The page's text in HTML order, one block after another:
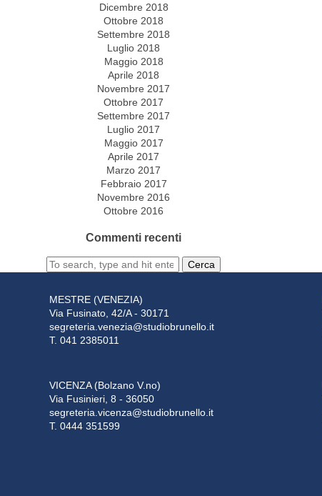
Dicembre 2018
Ottobre 2018
Settembre 2018
Luglio 2018
Maggio 2018
Aprile 2018
Novembre 2017
Ottobre 2017
Settembre 2017
Luglio 2017
Maggio 2017
Aprile 2017
Marzo 2017
Febbraio 2017
Novembre 2016
Ottobre 2016
Commenti recenti
Cerca
MESTRE (VENEZIA)
Via Fusinato, 42/A - 30171
segreteria.venezia@studiobrunello.it
T. 041 2385011
VICENZA (Bolzano V.no)
Via Fusinieri, 8 - 36050
segreteria.vicenza@studiobrunello.it
T. 0444 351599